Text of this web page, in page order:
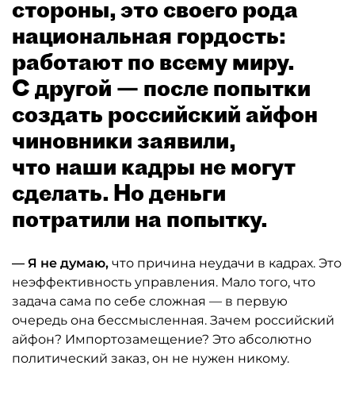
стороны, это своего рода
национальная гордость:
работают по всему миру.
С другой — после попытки
создать российский айфон
чиновники заявили,
что наши кадры не могут
сделать. Но деньги
потратили на попытку.
— Я не думаю, что причина неудачи в кадрах. Это
неэффективность управления. Мало того, что
задача сама по себе сложная — в первую
очередь она бессмысленная. Зачем российский
айфон? Импортозамещение? Это абсолютно
политический заказ, он не нужен никому.